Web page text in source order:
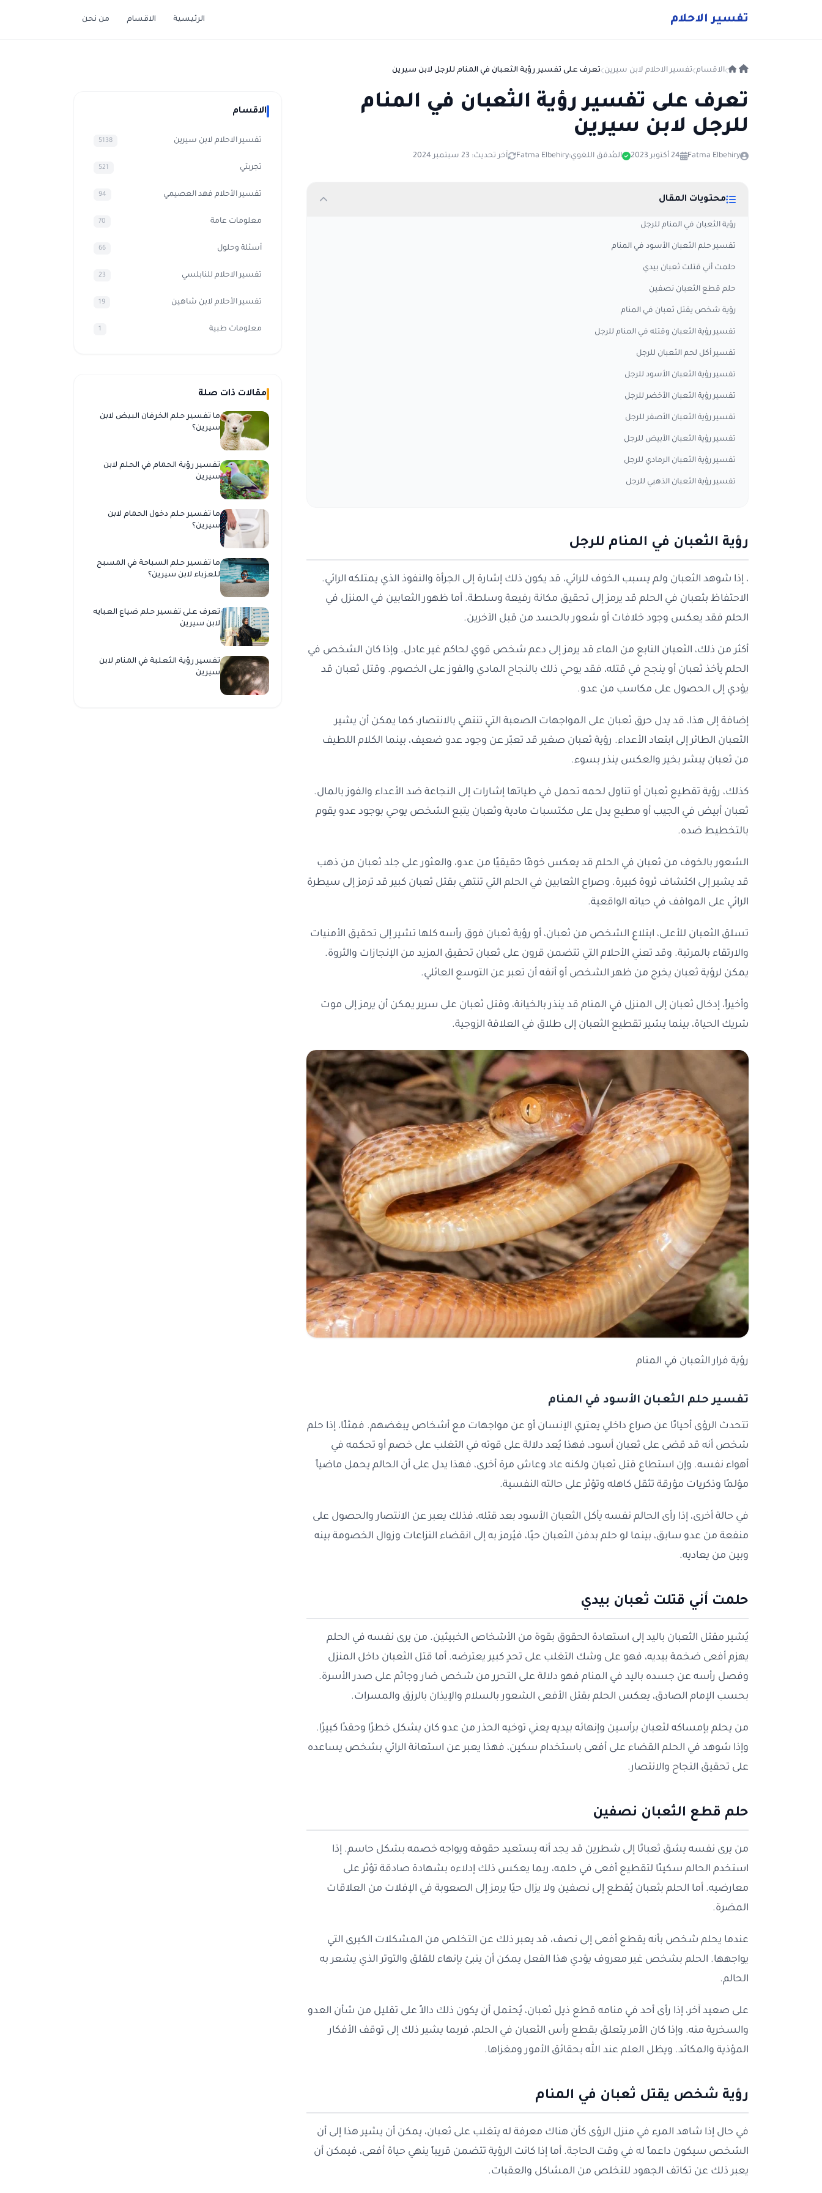
تفسير الاحلام الرئيسية الاقسام من نحن
الاقسام تفسير الاحلام لابن سيرين تعرف على تفسير رؤية الثعبان في المنام للرجل لابن سيرين
تعرف على تفسير رؤية الثعبان في المنام
للرجل لابن سيرين
Fatma Elbehiry 24 أكتوبر 2023 المُدقق اللغوي:Fatma Elbehiry آخر تحديث: 23 سبتمبر 2024
محتويات المقال
رؤية الثعبان في المنام للرجل
تفسير حلم الثعبان الأسود في المنام
حلمت أني قتلت ثعبان بيدي
حلم قطع الثعبان نصفين
رؤية شخص يقتل ثعبان في المنام
تفسير رؤية الثعبان وقتله في المنام للرجل
تفسير أكل لحم الثعبان للرجل
تفسير رؤية الثعبان الأسود للرجل
تفسير رؤية الثعبان الأخضر للرجل
تفسير رؤية الثعبان الأصفر للرجل
تفسير رؤية الثعبان الأبيض للرجل
تفسير رؤية الثعبان الرمادي للرجل
تفسير رؤية الثعبان الذهبي للرجل
رؤية الثعبان في المنام للرجل
، إذا شوهد الثعبان ولم يسبب الخوف للرائي، قد يكون ذلك إشارة إلى الجرأة والنفوذ الذي يمتلكه الرائي.
الاحتفاظ بثعبان في الحلم قد يرمز إلى تحقيق مكانة رفيعة وسلطة. أما ظهور الثعابين في المنزل في
الحلم فقد يعكس وجود خلافات أو شعور بالحسد من قبل الآخرين.
أكثر من ذلك، الثعبان النابع من الماء قد يرمز إلى دعم شخص قوي لحاكم غير عادل. وإذا كان الشخص في
الحلم يأخذ ثعبان أو ينجح في قتله، فقد يوحي ذلك بالنجاح المادي والفوز على الخصوم. وقتل ثعبان قد
يؤدي إلى الحصول على مكاسب من عدو.
إضافة إلى هذا، قد يدل حرق ثعبان على المواجهات الصعبة التي تنتهي بالانتصار، كما يمكن أن يشير
الثعبان الطائر إلى ابتعاد الأعداء. رؤية ثعبان صغير قد تعبّر عن وجود عدو ضعيف، بينما الكلام اللطيف
من ثعبان يبشر بخير والعكس ينذر بسوء.
كذلك، رؤية تقطيع ثعبان أو تناول لحمه تحمل في طياتها إشارات إلى النجاعة ضد الأعداء والفوز بالمال.
ثعبان أبيض في الجيب أو مطيع يدل على مكتسبات مادية وثعبان يتبع الشخص يوحي بوجود عدو يقوم
بالتخطيط ضده.
الشعور بالخوف من ثعبان في الحلم قد يعكس خوفًا حقيقيًا من عدو، والعثور على جلد ثعبان من ذهب
قد يشير إلى اكتشاف ثروة كبيرة. وصراع الثعابين في الحلم التي تنتهي بقتل ثعبان كبير قد ترمز إلى سيطرة
الرائي على المواقف في حياته الواقعية.
تسلق الثعبان للأعلى، ابتلاع الشخص من ثعبان، أو رؤية ثعبان فوق رأسه كلها تشير إلى تحقيق الأمنيات
والارتقاء بالمرتبة. وقد تعني الأحلام التي تتضمن قرون على ثعبان تحقيق المزيد من الإنجازات والثروة.
يمكن لرؤية ثعبان يخرج من ظهر الشخص أو أنفه أن تعبر عن التوسع العائلي.
وأخيراً، إدخال ثعبان إلى المنزل في المنام قد ينذر بالخيانة، وقتل ثعبان على سرير يمكن أن يرمز إلى موت
شريك الحياة، بينما يشير تقطيع الثعبان إلى طلاق في العلاقة الزوجية.
رؤية فرار الثعبان في المنام
تفسير حلم الثعبان الأسود في المنام
تتحدث الرؤى أحيانًا عن صراع داخلي يعتري الإنسان أو عن مواجهات مع أشخاص يبغضهم. فمثلًا، إذا حلم
شخص أنه قد قضى على ثعبان أسود، فهذا يُعد دلالة على قوته في التغلب على خصم أو تحكمه في
أهواء نفسه. وإن استطاع قتل ثعبان ولكنه عاد وعاش مرة أخرى، فهذا يدل على أن الحالم يحمل ماضياً
مؤلمًا وذكريات مؤرقة تثقل كاهله وتؤثر على حالته النفسية.
في حالة أخرى، إذا رأى الحالم نفسه يأكل الثعبان الأسود بعد قتله، فذلك يعبر عن الانتصار والحصول على
منفعة من عدو سابق، بينما لو حلم بدفن الثعبان حيًا، فيُرمز به إلى انقضاء النزاعات وزوال الخصومة بينه
وبين من يعاديه.
حلمت أني قتلت ثعبان بيدي
يُشير مقتل الثعبان باليد إلى استعادة الحقوق بقوة من الأشخاص الخبيثين. من يرى نفسه في الحلم
يهزم أفعى ضخمة بيديه، فهو على وشك التغلب على تحدٍ كبير يعترضه. أما قتل الثعبان داخل المنزل
وفصل رأسه عن جسده باليد في المنام فهو دلالة على التحرر من شخص ضار وجاثم على صدر الأسرة.
بحسب الإمام الصادق، يعكس الحلم بقتل الأفعى الشعور بالسلام والإيذان بالرزق والمسرات.
من يحلم بإمساكه لثعبان برأسين وإنهائه بيديه يعني توخيه الحذر من عدو كان يشكل خطرًا وحقدًا كبيرًا.
وإذا شوهد في الحلم القضاء على أفعى باستخدام سكين، فهذا يعبر عن استعانة الرائي بشخص يساعده
على تحقيق النجاح والانتصار.
حلم قطع الثعبان نصفين
من يرى نفسه يشق ثعبانًا إلى شطرين قد يجد أنه يستعيد حقوقه ويواجه خصمه بشكل حاسم. إذا
استخدم الحالم سكينًا لتقطيع أفعى في حلمه، ربما يعكس ذلك إدلاءه بشهادة صادقة تؤثر على
معارضيه. أما الحلم بثعبان يُقطع إلى نصفين ولا يزال حيًا يرمز إلى الصعوبة في الإفلات من العلاقات
المضرة.
عندما يحلم شخص بأنه يقطع أفعى إلى نصف، قد يعبر ذلك عن التخلص من المشكلات الكبرى التي
يواجهها. الحلم بشخص غير معروف يؤدي هذا الفعل يمكن أن ينبئ بإنهاء للقلق والتوتر الذي يشعر به
الحالم.
على صعيد آخر، إذا رأى أحد في منامه قطع ذيل ثعبان، يُحتمل أن يكون ذلك دالاً على تقليل من شأن العدو
والسخرية منه. وإذا كان الأمر يتعلق بقطع رأس الثعبان في الحلم، فربما يشير ذلك إلى توقف الأفكار
المؤذية والمكائد. ويظل العلم عند الله بحقائق الأمور ومغزاها.
رؤية شخص يقتل ثعبان في المنام
في حال إذا شاهد المرء في منزل الرؤى كأن هناك معرفة له يتغلب على ثعبان، يمكن أن يشير هذا إلى أن
الشخص سيكون داعماً له في وقت الحاجة. أما إذا كانت الرؤية تتضمن قريباً ينهي حياة أفعى، فيمكن أن
يعبر ذلك عن تكاتف الجهود للتخلص من المشاكل والعقبات.
الاقسام
تفسير الاحلام لابن سيرين 5138
تجربتي 521
تفسير الأحلام فهد العصيمي 94
معلومات عامة 70
أسئلة وحلول 66
تفسير الاحلام للنابلسي 23
تفسير الأحلام لابن شاهين 19
معلومات طبية 1
مقالات ذات صلة
ما تفسير حلم الخرفان البيض لابن
سيرين؟
تفسير رؤية الحمام في الحلم لابن
سيرين
ما تفسير حلم دخول الحمام لابن
سيرين؟
ما تفسير حلم السباحة في المسبح
للعزباء لابن سيرين؟
تعرف على تفسير حلم ضياع العبايه
لابن سيرين
تفسير رؤية الثعلبة في المنام لابن
سيرين